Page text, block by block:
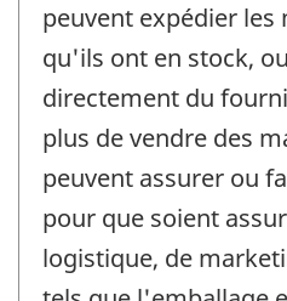
peuvent expédier les
qu'ils ont en stock,
directement du
plus de vendre des
peuvent assurer ou
pour que soient
logistique, de